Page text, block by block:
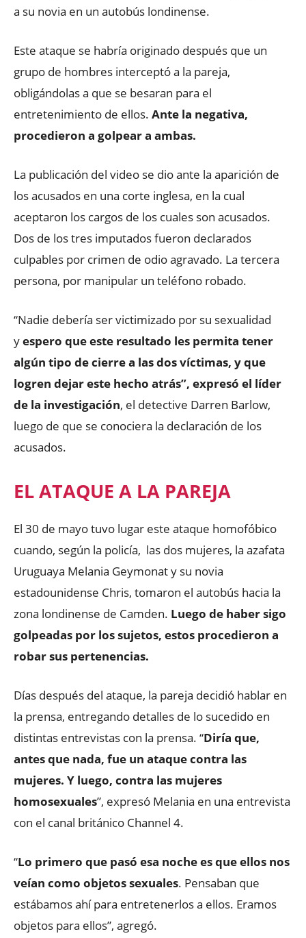
a su novia en un autobús londinense.
Este ataque se habría originado después que un
grupo de hombres interceptó a la pareja,
obligándolas a que se besaran para el
entretenimiento de ellos. Ante la negativa,
procedieron a golpear a ambas.
La publicación del video se dio ante la aparición de
los acusados en una corte inglesa, en la cual
aceptaron los cargos de los cuales son acusados.
Dos de los tres imputados fueron declarados
culpables por crimen de odio agravado. La tercera
persona, por manipular un teléfono robado.
“Nadie debería ser victimizado por su sexualidad
yespero que este resultado les permita tener
algún tipo de cierre a las dos víctimas, y que
logren dejar este hecho atrás”, expresó el líder
de la investigación, el detective Darren Barlow,
luego de que se conociera la declaración de los
acusados.
EL ATAQUE A LA PAREJA
El 30 de mayo tuvo lugar este ataque homofóbico
cuando, según la policía, las dos mujeres, la azafata
Uruguaya Melania Geymonat y su novia
estadounidense Chris, tomaron el autobús hacia la
zona londinense de Camden. Luego de haber sigo
golpeadas por los sujetos, estos procedieron a
robar sus pertenencias.
Días después del ataque, la pareja decidió hablar en
la prensa, entregando detalles de lo sucedido en
distintas entrevistas con la prensa. “Diría que,
antes que nada, fue un ataque contra las
mujeres. Y luego, contra las mujeres
homosexuales”, expresó Melania en una entrevista
con el canal británico Channel 4.
“Lo primero que pasó esa noche es que ellos nos
veían como objetos sexuales. Pensaban que
estábamos ahí para entretenerlos a ellos. Eramos
objetos para ellos”, agregó.